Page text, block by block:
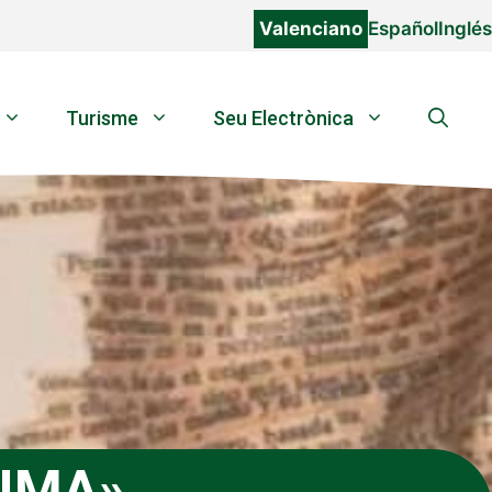
Valenciano EspañolInglés
Turisme Seu Electrònica